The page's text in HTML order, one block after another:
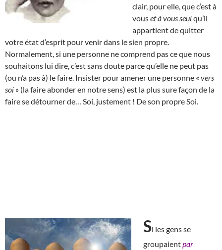
clair, pour elle, que c’est à
vouset à vous seulqu’il
appartient de quitter
votre état d’esprit pour venir dans le sien propre.
Normalement, si une personne ne comprend pas ce que nous
souhaitons lui dire, c’est sans doute parce qu’elle ne peut pas
(ou n’a pas à) le faire. Insister pour amener une personne « vers
soi » (la faire abonder en notre sens) est la plus sure façon de la
faire se détourner de… Soi, justement ! De son propre Soi.
Si les gens se
groupaientpar